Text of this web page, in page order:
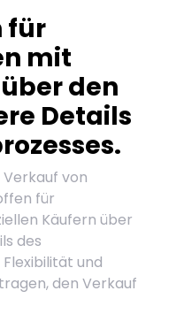
für
mit
den
Details
von
für
Käufern über
des
und
den Verkauf